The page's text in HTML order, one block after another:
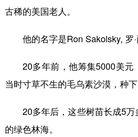
多语种频道
Deutsch Português
古稀的美国老人。
他的名字是Ron Sakolsky, 罗·
20多年前，他筹集5000美元
当时寸草不生的毛乌素沙漠，种下
20多年后，这些树苗长成5万
的绿色林海。